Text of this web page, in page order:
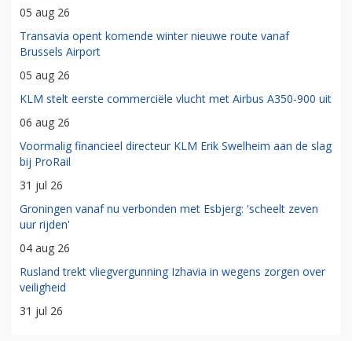
05 aug 26
Transavia opent komende winter nieuwe route vanaf
Brussels Airport
05 aug 26
KLM stelt eerste commerciële vlucht met Airbus A350-900 uit
06 aug 26
Voormalig financieel directeur KLM Erik Swelheim aan de slag
bij ProRail
31 jul 26
Groningen vanaf nu verbonden met Esbjerg: 'scheelt zeven
uur rijden'
04 aug 26
Rusland trekt vliegvergunning Izhavia in wegens zorgen over
veiligheid
31 jul 26